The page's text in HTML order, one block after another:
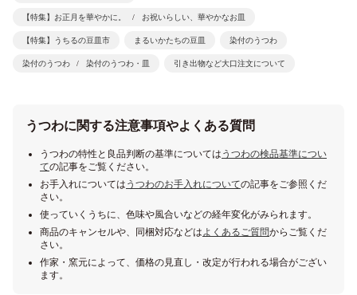
【特集】お正月を華やかに。 お祝いらしい、華やかなお皿
【特集】うちるの豆皿市 まるいかたちの豆皿 染付のうつわ
染付のうつわ 染付のうつわ・皿 引き出物など大口注文について
うつわに関する注意事項やよくある質問
うつわの特性と良品判断の基準については うつわの検品基準につい
ての記事をご覧ください。
お手入れについては うつわのお手入れについての記事をご参照くだ
さい。
使っていくうちに、色味や風合いなどの経年変化がみられます。
商品のキャンセルや、同梱対応などはよくあるご質問からご覧くだ
さい。
作家・窯元によって、価格の見直し・改定が行われる場合がござい
ます。